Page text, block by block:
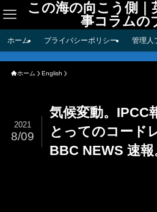
この海の向こう側｜
事コラムの
ホーム プライバシーポリシー 管理人
ホーム English
気候変動。IPCC
とってのコード
BBC NEWS 速報
2021
8/09